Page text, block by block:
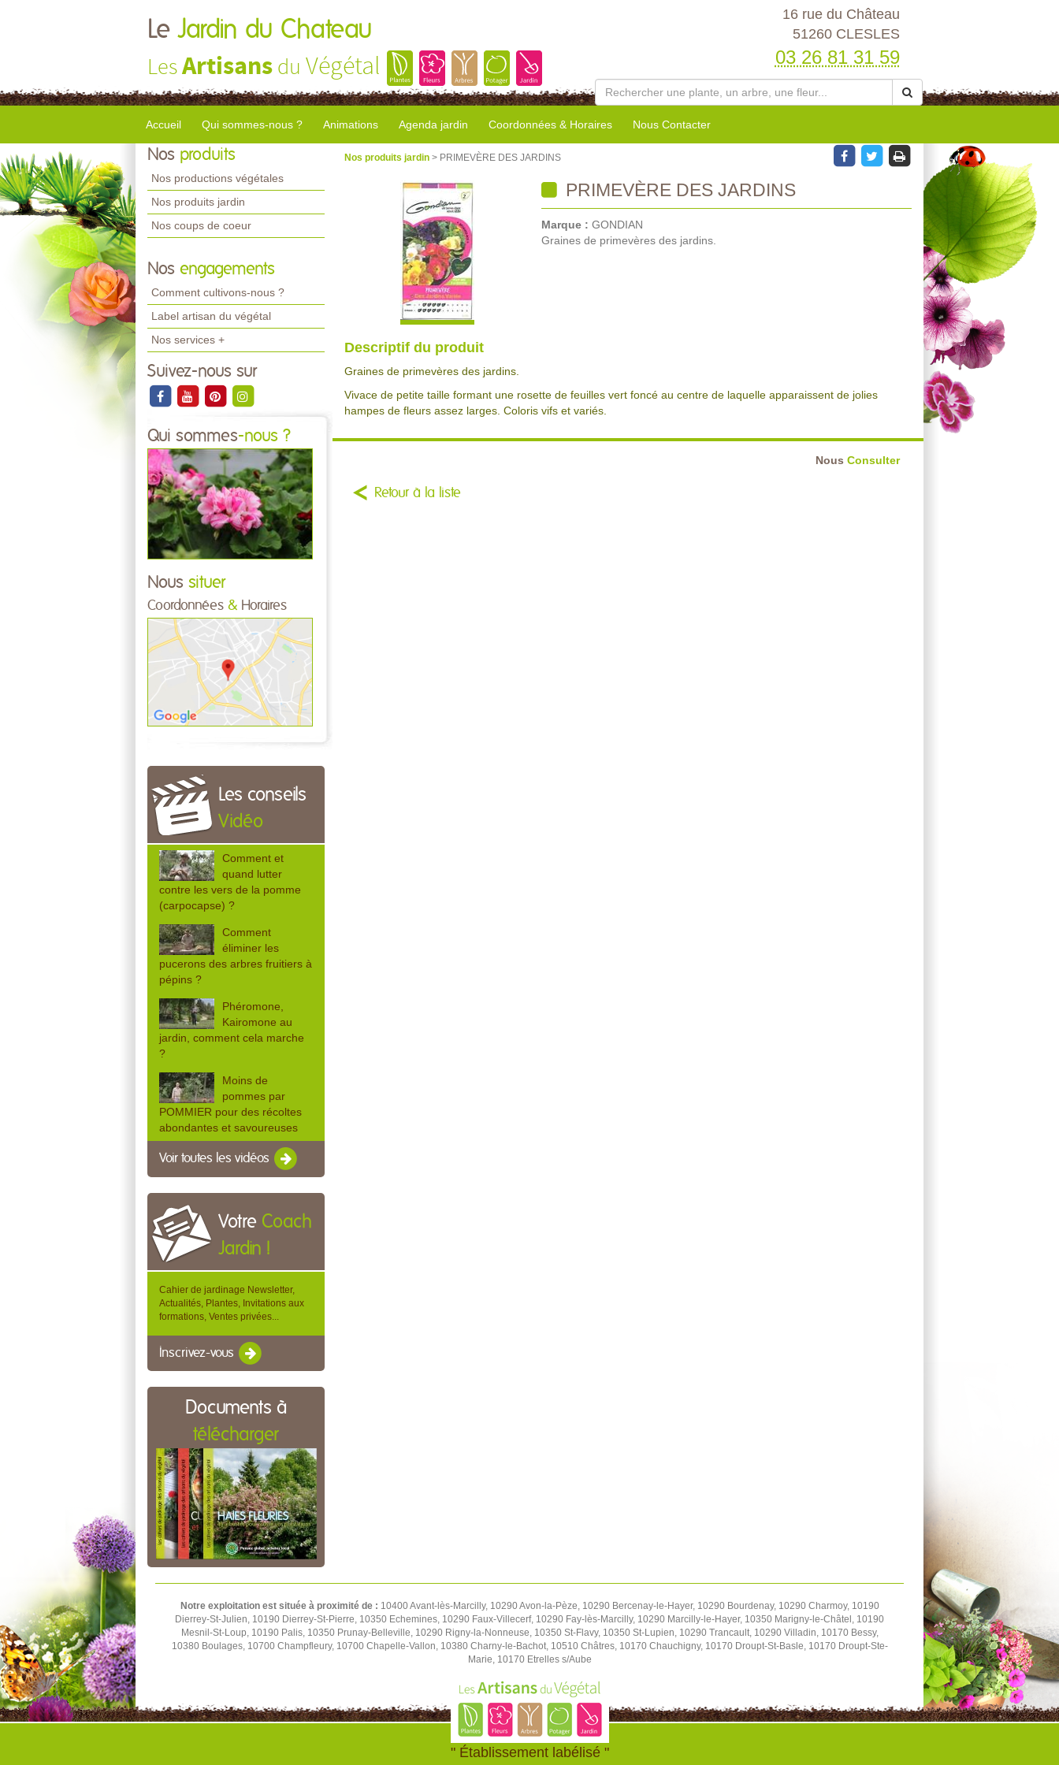
Le Jardin du Chateau
LesArtisans du Végétal
16 rue du Château
51260 CLESLES
03 26 81 31 59
Accueil Qui sommes-nous ? Animations Agenda jardin Coordonnées & Horaires Nous Contacter
Nos produits
Nos productions végétales
Nos produits jardin
Nos coups de coeur
Nos engagements
Comment cultivons-nous ?
Label artisan du végétal
Nos services +
Suivez-nous sur
Qui sommes-nous ?
Nous situer
Coordonnées & Horaires
Les conseils
Vidéo
Comment et
quand lutter
contre les vers de la pomme
(carpocapse) ?
Comment
éliminer les
pucerons des arbres fruitiers à
pépins ?
Phéromone,
Kairomone au
jardin, comment cela marche
?
Moins de
pommes par
POMMIER pour des récoltes
abondantes et savoureuses
Voir toutes les vidéos
Votre Coach
Jardin !
Cahier de jardinage Newsletter,
Actualités, Plantes, Invitations aux
formations, Ventes privées...
Inscrivez-vous
Documents à
télécharger
Nos produits jardin > PRIMEVÈRE DES JARDINS
PRIMEVÈRE DES JARDINS
Marque : GONDIAN
Graines de primevères des jardins.
Descriptif du produit
Graines de primevères des jardins.
Vivace de petite taille formant une rosette de feuilles vert foncé au centre de laquelle apparaissent de jolies
hampes de fleurs assez larges. Coloris vifs et variés.
Nous Consulter
Retour à la liste
Notre exploitation est située à proximité de : 10400 Avant-lès-Marcilly, 10290 Avon-la-Pèze, 10290 Bercenay-le-Hayer, 10290 Bourdenay, 10290 Charmoy, 10190
Dierrey-St-Julien, 10190 Dierrey-St-Pierre, 10350 Echemines, 10290 Faux-Villecerf, 10290 Fay-lès-Marcilly, 10290 Marcilly-le-Hayer, 10350 Marigny-le-Châtel, 10190
Mesnil-St-Loup, 10190 Palis, 10350 Prunay-Belleville, 10290 Rigny-la-Nonneuse, 10350 St-Flavy, 10350 St-Lupien, 10290 Trancault, 10290 Villadin, 10170 Bessy,
10380 Boulages, 10700 Champfleury, 10700 Chapelle-Vallon, 10380 Charny-le-Bachot, 10510 Châtres, 10170 Chauchigny, 10170 Droupt-St-Basle, 10170 Droupt-Ste-
Marie, 10170 Etrelles s/Aube
" Établissement labélisé "